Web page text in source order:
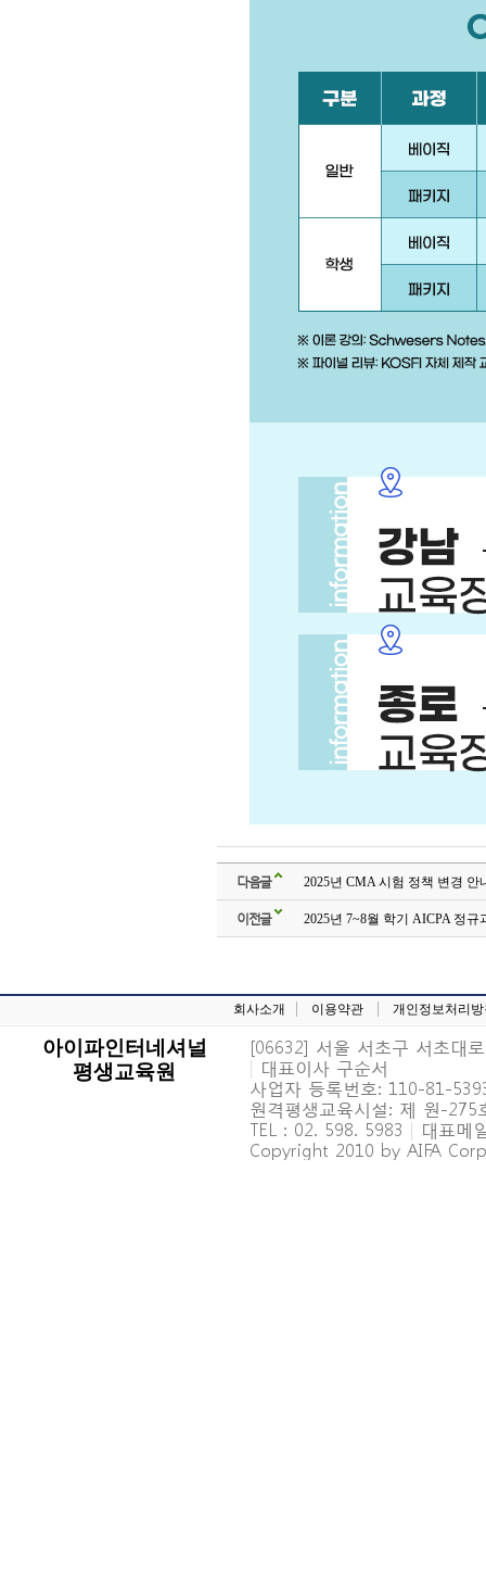
다음글 2025년 CMA 시험 정책 변경 안
이전글 2025년 7~8월 학기 AICPA 정
회사소개 이용약관 개인정보처리
아이파인터네셔널
평생교육원
[06632] 서울 서초구 서초대
| 대표이사 구순서
사업자 등록번호: 110-81-
원격평생교육시설: 제 원-
TEL : 02. 598. 5983 | 대표메
Copyright 2010 by AIFA